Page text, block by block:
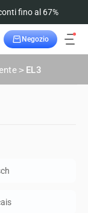
fino al 67%
Negozio
> EL3